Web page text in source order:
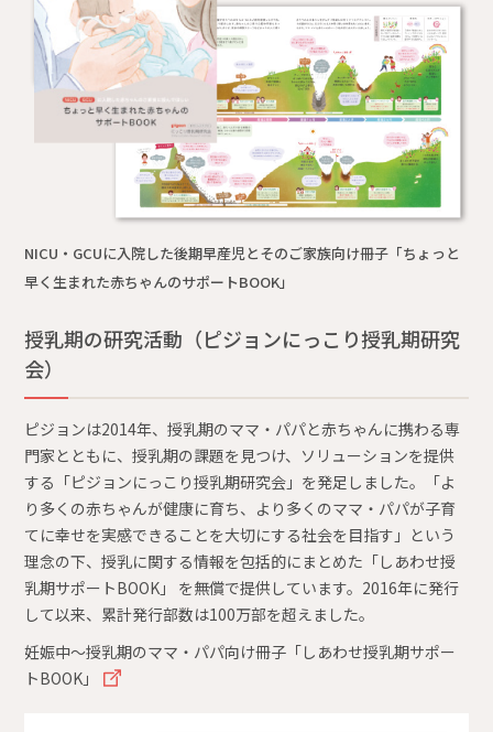
NICU・GCUに入院した後期早産児とそのご家族向け冊子「ちょっと
早く生まれた赤ちゃんのサポートBOOK」
授乳期の研究活動（ピジョンにっこり授乳期研究
会）
ピジョンは2014年、授乳期のママ・パパと赤ちゃんに携わる専
門家とともに、授乳期の課題を見つけ、ソリューションを提供
する「ピジョンにっこり授乳期研究会」を発足しました。「よ
り多くの赤ちゃんが健康に育ち、より多くのママ・パパが子育
てに幸せを実感できることを大切にする社会を目指す」という
理念の下、授乳に関する情報を包括的にまとめた「しあわせ授
乳期サポートBOOK」 を無償で提供しています。2016年に発行
して以来、累計発行部数は100万部を超えました。
妊娠中～授乳期のママ・パパ向け冊子「しあわせ授乳期サポー
トBOOK」